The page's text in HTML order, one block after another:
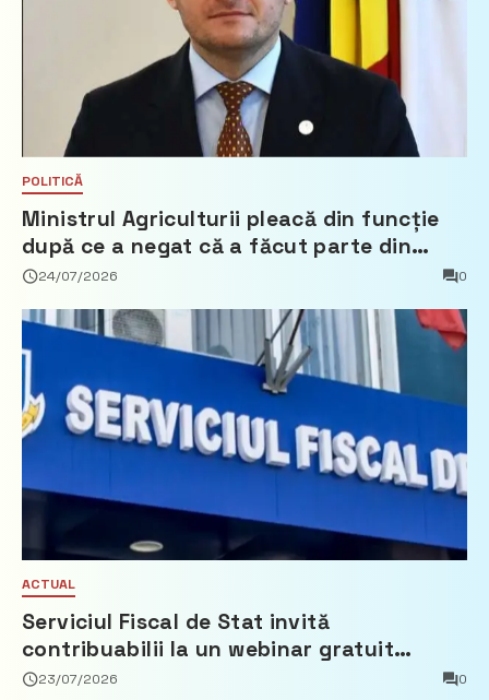
POLITICĂ
Ministrul Agriculturii pleacă din funcție
după ce a negat că a făcut parte din
Partidul Democrat
24/07/2026 0
ACTUAL
Serviciul Fiscal de Stat invită
contribuabilii la un webinar gratuit
privind calculul impozitului pe bunurile
23/07/2026 0